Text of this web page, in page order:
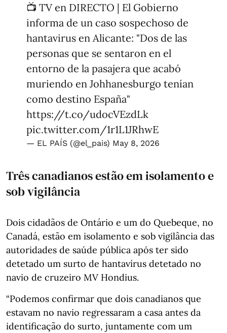
📺 TV en DIRECTO | El Gobierno
informa de un caso sospechoso de
hantavirus en Alicante: "Dos de las
personas que se sentaron en el
entorno de la pasajera que acabó
muriendo en Johhanesburgo tenían
como destino España"
https://t.co/udocVEzdLk
pic.twitter.com/1r1L1JRhwE
— EL PAÍS (@el_pais) May 8, 2026
Três canadianos estão em isolamento e
sob vigilância
Dois cidadãos de Ontário e um do Quebeque, no
Canadá, estão em isolamento e sob vigilância das
autoridades de saúde pública após ter sido
detetado um surto de hantavírus detetado no
navio de cruzeiro MV Hondius.
“Podemos confirmar que dois canadianos que
estavam no navio regressaram a casa antes da
identificação do surto, juntamente com um